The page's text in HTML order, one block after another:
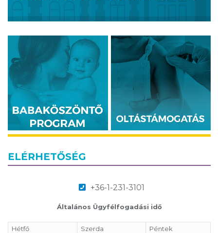
ELÉRHETŐSÉG
+36-1-231-3101
Általános Ügyfélfogadási idő
Hétfő Szerda
Péntek